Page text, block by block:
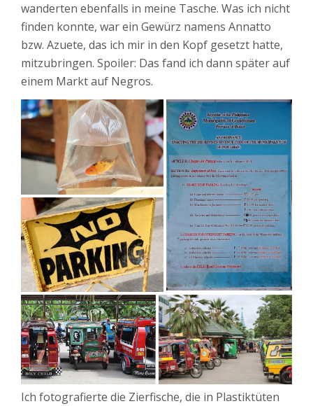
wanderten ebenfalls in meine Tasche. Was ich nicht
finden konnte, war ein Gewürz namens Annatto
bzw. Azuete, das ich mir in den Kopf gesetzt hatte,
mitzubringen. Spoiler: Das fand ich dann später auf
einem Markt auf Negros.
Ich fotografierte die Zierfische, die in Plastiktüten